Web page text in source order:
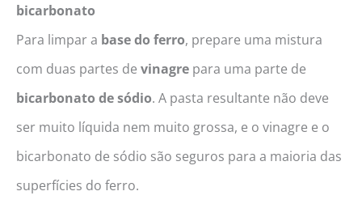
bicarbonato
Para limpar a base do ferro, prepare uma mistura
com duas partes de vinagre para uma parte de
bicarbonato de sódio. A pasta resultante não deve
ser muito líquida nem muito grossa, e o vinagre e o
bicarbonato de sódio são seguros para a maioria das
superfícies do ferro.